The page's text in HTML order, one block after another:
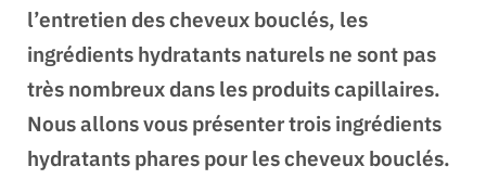
l’entretien des cheveux bouclés, les
ingrédients hydratants naturels ne sont pas
très nombreux dans les produits capillaires.
Nous allons vous présenter trois ingrédients
hydratants phares pour les cheveux bouclés.